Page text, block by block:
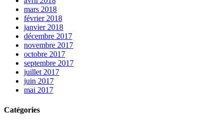
mars 2018
février 2018
janvier 2018
décembre 2017
novembre 2017
octobre 2017
septembre 2017
juillet 2017
juin 2017
mai 2017
Catégories